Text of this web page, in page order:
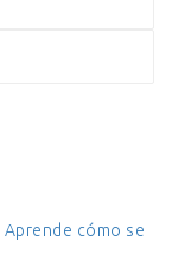
Aprende cómo se